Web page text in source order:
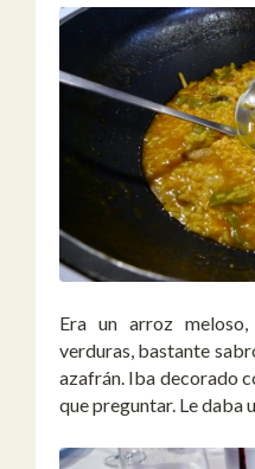
Era un arroz
verduras, bastante
azafrán. Iba decorado
que preguntar. Le daba